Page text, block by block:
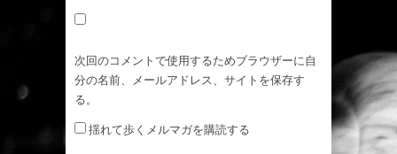
次回のコメントで使用するためブラウザーに自
分の名前、メールアドレス、サイトを保存す
る。
揺れて歩くメルマガを購読する